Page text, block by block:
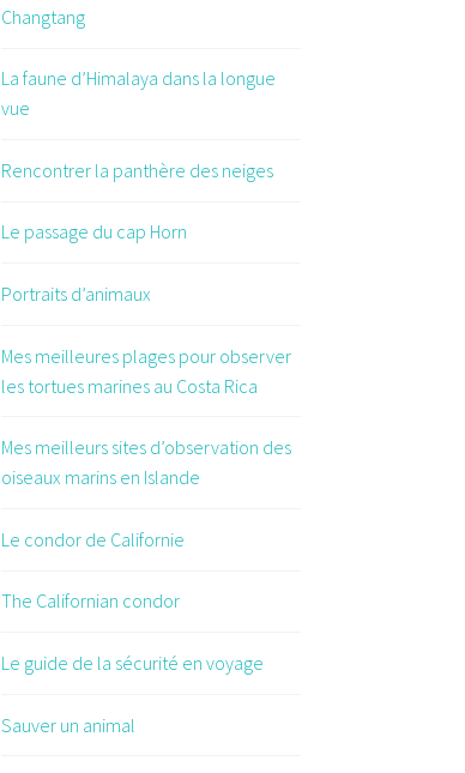
Changtang
La faune d’Himalaya dans la longue
vue
Rencontrer la panthère des neiges
Le passage du cap Horn
Portraits d’animaux
Mes meilleures plages pour observer
les tortues marines au Costa Rica
Mes meilleurs sites d’observation des
oiseaux marins en Islande
Le condor de Californie
The Californian condor
Le guide de la sécurité en voyage
Sauver un animal